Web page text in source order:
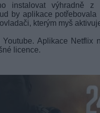
instalovat výhradně z
by aplikace potřebovala
kterým myš
Aplikace Netflix
licence.